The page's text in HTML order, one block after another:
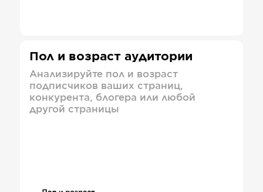
Пол и возраст аудитории
Анализируйте пол и возраст
подписчиков ваших страниц,
конкурента, блогера или любой
другой страницы